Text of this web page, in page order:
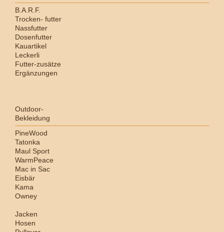
B.A.R.F.
Trocken- futter
Nassfutter
Dosenfutter
Kauartikel
Leckerli
Futter-zusätze
Ergänzungen
Outdoor-
Bekleidung
PineWood
Tatonka
Maul Sport
WarmPeace
Mac in Sac
Eisbär
Kama
Owney
Jacken
Hosen